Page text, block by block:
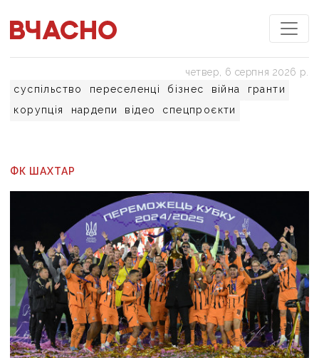
суспільство переселенці бізнес війна
гранти
корупція
нардепи відео спецпроєкти
четвер, 6 серпня 2026 р.
ФК ШАХТАР